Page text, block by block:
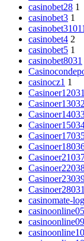
casinobet28 1
casinobet3 1
casinobet4 2
casinobet5 1
casinobet8031
casinocz1 1
Casinoer12031
Casinoer13032
casinomate-